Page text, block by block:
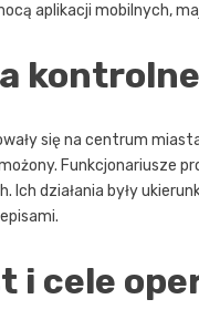
aplikacji mobilnych,
się na centrum
Funkcjonariusze
Ich działania były
i cele